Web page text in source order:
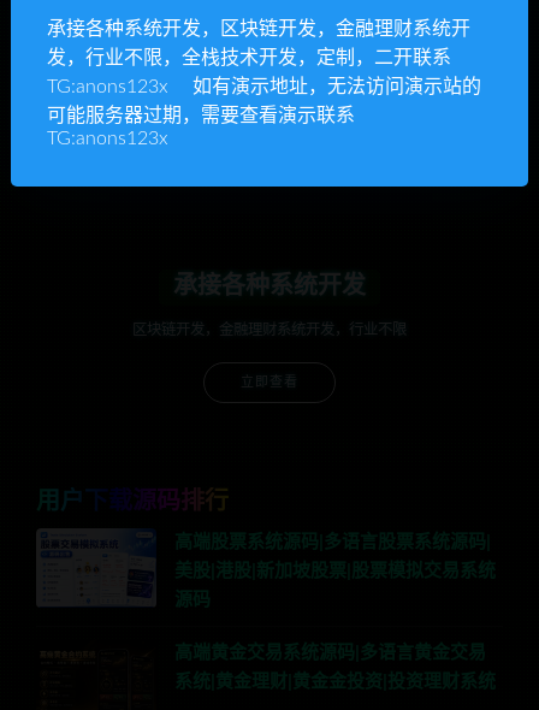
anons123x
开通VIP或充值联系Telegram客服
承接各种系统开发
区块链开发，金融理财系统开发，行业不限
立即查看
用户下载源码排行
高端股票系统源码|多语言股票系统源码|
美股|港股|新加坡股票|股票模拟交易系统
源码
高端黄金交易系统源码|多语言黄金交易
系统|黄金理财|黄金金投资|投资理财系统
承接各种系统开发，区块链开发，金融理财系统开
发，行业不限，全栈技术开发，定制，二开联系
TG:anons123x 如有演示地址，无法访问演示站的
可能服务器过期，需要查看演示联系
TG:anons123x